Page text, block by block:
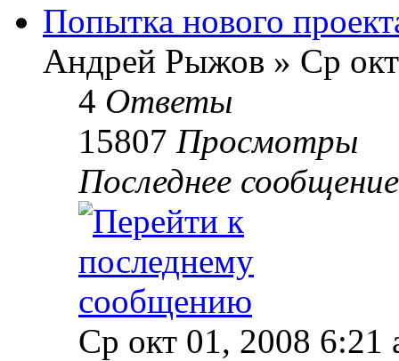
Попытка нового
Андрей Рыжов » Ср
4 Ответы
15807 Просмотры
Последнее
Ср окт 01, 2008 6:21